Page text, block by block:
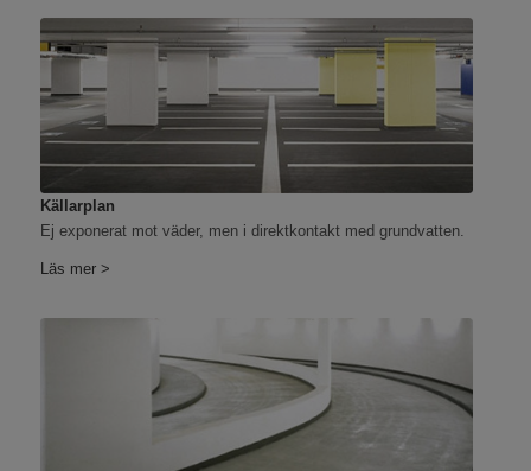
Källarplan
Ej exponerat mot väder, men i direktkontakt med grundvatten.
Läs mer >